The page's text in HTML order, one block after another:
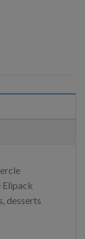
Elipack
desserts